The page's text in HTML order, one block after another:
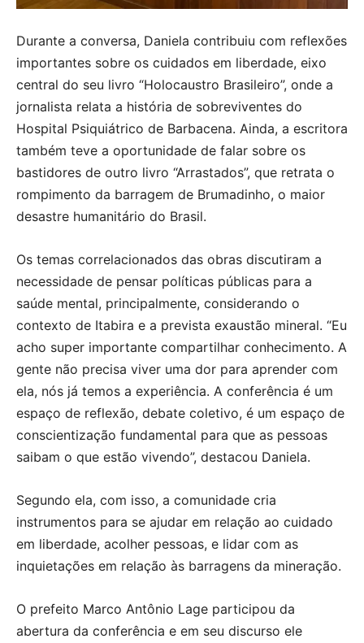
Durante a conversa, Daniela contribuiu com reflexões
importantes sobre os cuidados em liberdade, eixo
central do seu livro “Holocaustro Brasileiro”, onde a
jornalista relata a história de sobreviventes do
Hospital Psiquiátrico de Barbacena. Ainda, a escritora
também teve a oportunidade de falar sobre os
bastidores de outro livro “Arrastados”, que retrata o
rompimento da barragem de Brumadinho, o maior
desastre humanitário do Brasil.
Os temas correlacionados das obras discutiram a
necessidade de pensar políticas públicas para a
saúde mental, principalmente, considerando o
contexto de Itabira e a prevista exaustão mineral. “Eu
acho super importante compartilhar conhecimento. A
gente não precisa viver uma dor para aprender com
ela, nós já temos a experiência. A conferência é um
espaço de reflexão, debate coletivo, é um espaço de
conscientização fundamental para que as pessoas
saibam o que estão vivendo”, destacou Daniela.
Segundo ela, com isso, a comunidade cria
instrumentos para se ajudar em relação ao cuidado
em liberdade, acolher pessoas, e lidar com as
inquietações em relação às barragens da mineração.
O prefeito Marco Antônio Lage participou da
abertura da conferência e em seu discurso ele